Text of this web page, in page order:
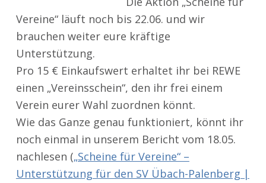
Vereine“ läuft noch bis 22.06. und wir
brauchen weiter eure kräftige
Unterstützung.
Pro 15 € Einkaufswert erhaltet ihr bei REWE
einen „Vereinsschein“, den ihr frei einem
Verein eurer Wahl zuordnen könnt.
Wie das Ganze genau funktioniert, könnt ihr
noch einmal in unserem Bericht vom 18.05.
nachlesen („Scheine für Vereine“ –
Unterstützung für den SV Übach-Palenberg |